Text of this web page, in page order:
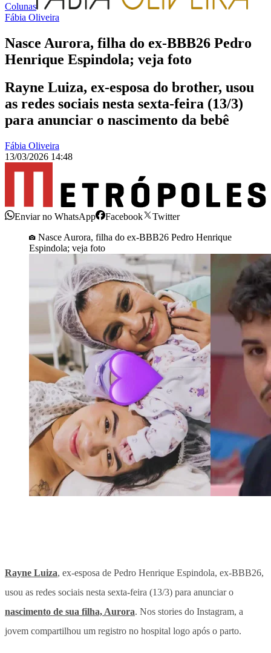
Colunas
Fábia Oliveira
Nasce Aurora, filha do ex-BBB26 Pedro
Henrique Espindola; veja foto
Rayne Luiza, ex-esposa do brother, usou
as redes sociais nesta sexta-feira (13/3)
para anunciar o nascimento da bebê
Fábia Oliveira
13/03/2026 14:48
Enviar no WhatsApp Facebook
Twitter
Nasce Aurora, filha do ex-BBB26 Pedro Henrique
Espindola; veja foto
Rayne Luiza, ex-esposa de Pedro Henrique Espindola, ex-BBB26,
usou as redes sociais nesta sexta-feira (13/3) para anunciar o
nascimento de sua filha, Aurora. Nos stories do Instagram, a
jovem compartilhou um registro no hospital logo após o parto.